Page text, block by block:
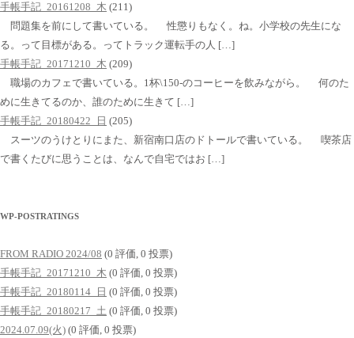
手帳手記_20161208_木 (211)
問題集を前にして書いている。 性懲りもなく。ね。小学校の先生にな
る。って目標がある。ってトラック運転手の人 […]
手帳手記_20171210_木 (209)
職場のカフェで書いている。1杯\150-のコーヒーを飲みながら。 何のた
めに生きてるのか、誰のために生きて […]
手帳手記_20180422_日 (205)
スーツのうけとりにまた、新宿南口店のドトールで書いている。 喫茶店
で書くたびに思うことは、なんで自宅ではお […]
WP-POSTRATINGS
FROM RADIO 2024/08 (0 評価, 0 投票)
手帳手記_20171210_木 (0 評価, 0 投票)
手帳手記_20180114_日 (0 評価, 0 投票)
手帳手記_20180217_土 (0 評価, 0 投票)
2024.07.09(火) (0 評価, 0 投票)